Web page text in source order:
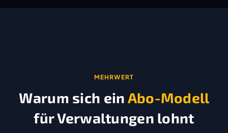
MEHRWERT
Warum sich ein Abo-Modell
für Verwaltungen lohnt